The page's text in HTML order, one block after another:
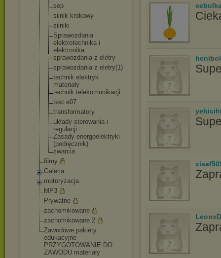
sep
silnik krokowy
silniki
Sprawozdania
elektrotechnika i
elektronika
sprawozdania z eletry
sprawozdania z eletry(1)
technik elektryk
materiały
technik telekomunikacji
test e07
transformatory
układy sterowania i
regulacji
Zasady energoelektryki
(podręcznik)
zwarcia
filmy
Galeria
motoryzacja
MP3
Prywatne
zachomikowane
zachomikowane 2
Zawodowe pakiety
edukacyjne
PRZYGOTOWANIE DO
ZAWODU materiały